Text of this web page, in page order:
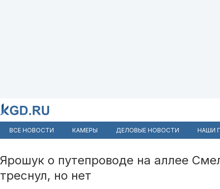
ВСЕ НОВОСТИ КАМЕРЫ ДЕЛОВЫЕ НОВОСТИ НАШИ
Ярошук о путепроводе на аллее
треснул, но нет